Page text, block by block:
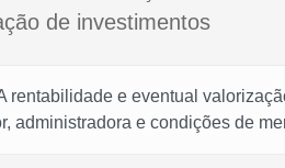
de investimentos
rentabilidade e eventual
administradora e condições de